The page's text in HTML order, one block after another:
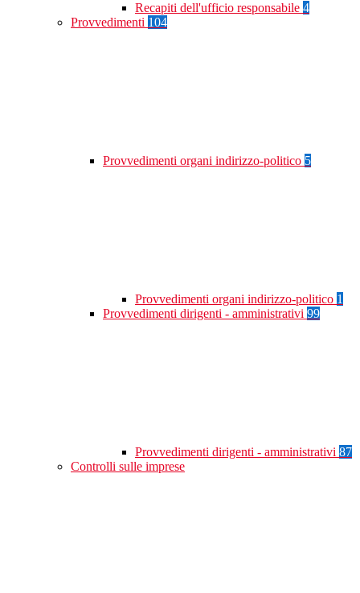
Recapiti dell'ufficio responsabile 4
Provvedimenti 104
Provvedimenti organi indirizzo-politico 5
Provvedimenti organi indirizzo-politico 1
Provvedimenti dirigenti - amministrativi 99
Provvedimenti dirigenti - amministrativi 87
Controlli sulle imprese